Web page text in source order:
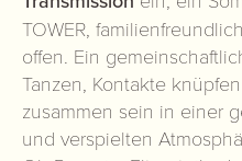
TOWER,
offen. Ein
Tanzen, Kontakte
zusammen sein in einer
und verspielten